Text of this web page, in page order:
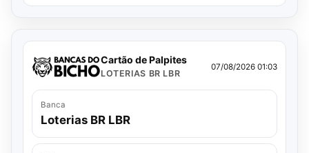
Cartão de Palpites
LOTERIAS BR LBR
07/08/2026 01:03
Banca
Loterias BR LBR